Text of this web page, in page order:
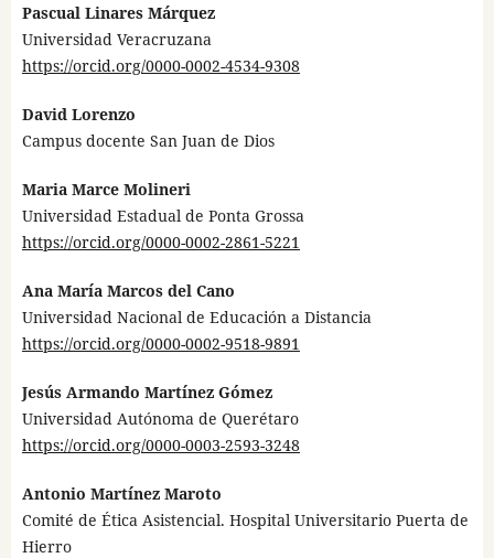
Pascual Linares Márquez
Universidad Veracruzana
https://orcid.org/0000-0002-4534-9308
David Lorenzo
Campus docente San Juan de Dios
Maria Marce Molineri
Universidad Estadual de Ponta Grossa
https://orcid.org/0000-0002-2861-5221
Ana María Marcos del Cano
Universidad Nacional de Educación a Distancia
https://orcid.org/0000-0002-9518-9891
Jesús Armando Martínez Gómez
Universidad Autónoma de Querétaro
https://orcid.org/0000-0003-2593-3248
Antonio Martínez Maroto
Comité de Ética Asistencial. Hospital Universitario Puerta de
Hierro